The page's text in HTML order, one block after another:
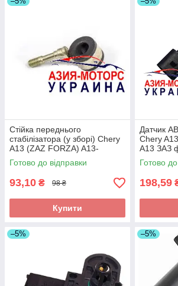
Стійка переднього
стабілізатора (у зборі) Chery
A13 (ZAZ FORZA) A13-
2906020
Готово до відправки
93,10 ₴ 98 ₴
Купити
Датчик
Chery
А13 ЗАЗ
Готово
198,59
–5% –5%